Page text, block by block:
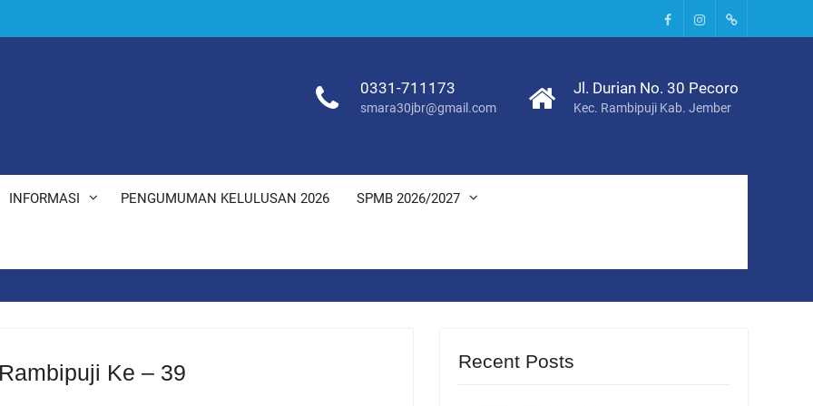
FacebookInstagram
Tik
0331-711173
smara30jbr@gmail.com
Jl. Durian No. 30 Pecoro
Kec. Rambipuji Kab. Jember
INFORMASI PENGUMUMAN KELULUSAN 2026 SPMB 2026/2027
Ke – 39 Recent Posts